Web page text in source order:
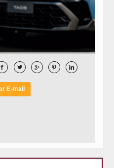
    
E-mail